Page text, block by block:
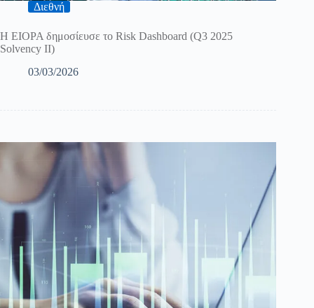
Διεθνή
Η ΕΙΟΡΑ δημοσίευσε το Risk Dashboard (Q3 2025
Solvency II)
03/03/2026